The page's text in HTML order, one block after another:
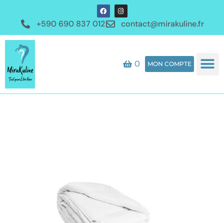
+590 690 837 012 contact@mirakuline.fr
0 MON COMPTE